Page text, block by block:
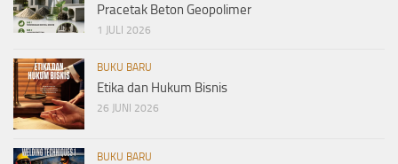
Pracetak Beton Geopolimer
1 JULI 2026
BUKU BARU
Etika dan Hukum Bisnis
26 JUNI 2026
BUKU BARU